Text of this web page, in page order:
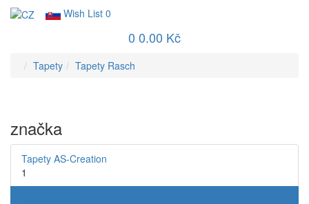
Wish List 0
0 0.00 Kč
Tapety Tapety Rasch
značka
Tapety AS-Creation
1